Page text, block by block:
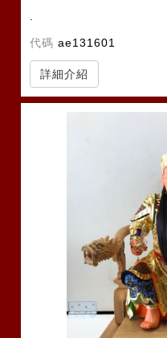
代碼 ae131601
詳細介紹